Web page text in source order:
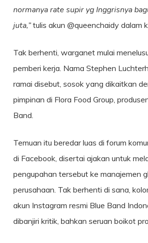
normanya rate supir yg Inggrisnya
juta,”tulis akun @queenchaidy dalam
Tak berhenti, warganet mulai
pemberi kerja. Nama Stephen
ramai disebut, sosok yang dikaitkan
pimpinan di Flora Food Group,
Band.
Temuan itu beredar luas di forum
di Facebook, disertai ajakan untuk
pengupahan tersebut ke manajemen
perusahaan. Tak berhenti di sana,
akun Instagram resmi Blue Band
dibanjiri kritik, bahkan seruan boikot